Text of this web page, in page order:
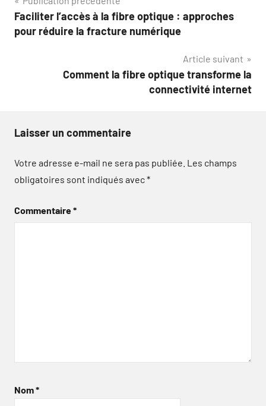
de
Faciliter l’accès à la fibre optique : approches
pour réduire la fracture numérique
Article suivant
Comment la fibre optique transforme la
connectivité internet
Laisser un commentaire
Votre adresse e-mail ne sera pas publiée. Les champs
obligatoires sont indiqués avec*
Commentaire*
Nom*